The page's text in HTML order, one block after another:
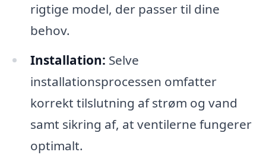
rigtige model, der passer til dine
behov.
Installation: Selve
installationsprocessen omfatter
korrekt tilslutning af strøm og vand
samt sikring af, at ventilerne fungerer
optimalt.